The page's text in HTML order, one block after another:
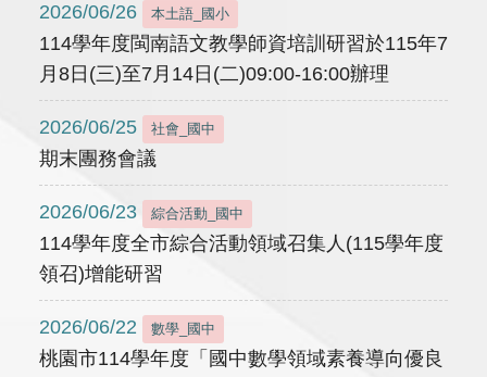
2026/06/26 本土語_國小
114學年度閩南語文教學師資培訓研習於115年7
月8日(三)至7月14日(二)09:00-16:00辦理
2026/06/25 社會_國中
期末團務會議
2026/06/23 綜合活動_國中
114學年度全市綜合活動領域召集人(115學年度
領召)增能研習
2026/06/22 數學_國中
桃園市114學年度「國中數學領域素養導向優良